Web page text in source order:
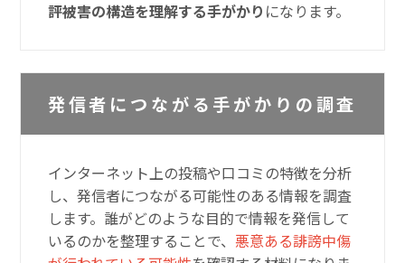
評被害の構造を理解する手がかり になります。
発信者につながる手がかりの調査
インターネット上の投稿や口コミの特徴を分析
し、発信者につながる可能性のある情報を調査
します。誰がどのような目的で情報を発信して
いるのかを整理することで、悪意ある誹謗中傷